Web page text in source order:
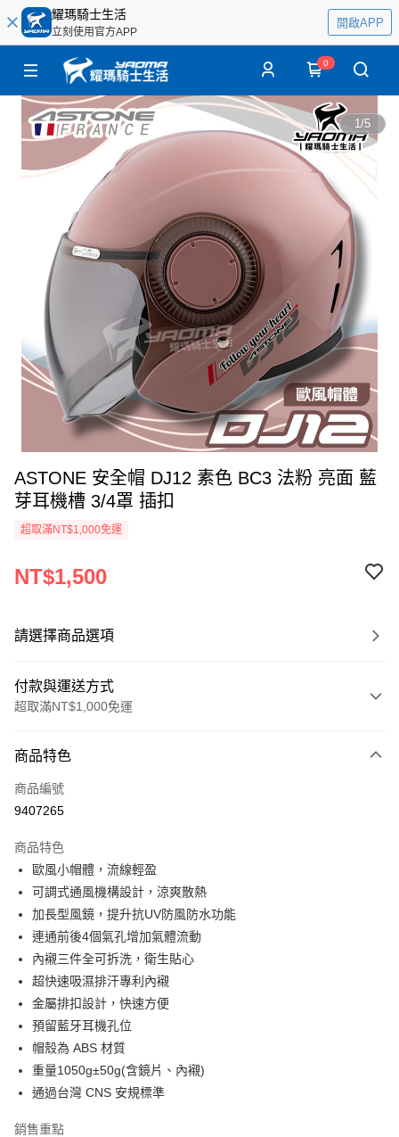
耀瑪騎士生活
立刻使用官方APP
開啟APP
0
1/5
ASTONE 安全帽 DJ12 素色 BC3 法粉 亮面 藍
芽耳機槽 3/4罩 插扣
超取滿NT$1,000免運
NT$1,500
請選擇商品選項
付款與運送方式
超取滿NT$1,000免運
信用卡一次付款
超商取貨付款
ATM付款
運送方式
全家取貨付款(安全帽一頂以上請選宅配)
每筆NT$60，滿NT$1,000(含以上)免運費
7-11取貨付款(安全帽一頂以上請選宅配)
每筆NT$60，滿NT$1,000(含以上)免運費
宅配
每筆NT$100，滿NT$1,000(含以上)免運費
商品特色
商品編號
9407265
商品特色
歐風小帽體，流線輕盈
可調式通風機構設計，涼爽散熱
加長型風鏡，提升抗UV防風防水功能
連通前後4個氣孔增加氣體流動
內襯三件全可拆洗，衛生貼心
超快速吸濕排汗專利內襯
金屬排扣設計，快速方便
預留藍牙耳機孔位
帽殼為 ABS 材質
重量1050g±50g(含鏡片、內襯)
通過台灣 CNS 安規標準
銷售重點